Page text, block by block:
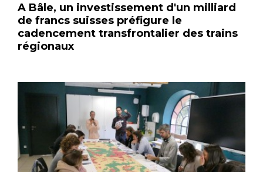
A Bâle, un investissement d'un milliard
de francs suisses préfigure le
cadencement transfrontalier des trains
régionaux